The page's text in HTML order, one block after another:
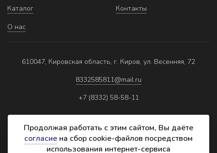
Каталог
О нас
Контакты
610047, Кировская область, г. Киров, ул. Весенняя, 72
8332585811@mail.ru
+7 (8332) 58-58-11
Политика обработки персональных данных
Продолжая работать с этим сайтом, Вы даёте
согласие на сбор cookie-файлов посредством
использования интернет-сервиса